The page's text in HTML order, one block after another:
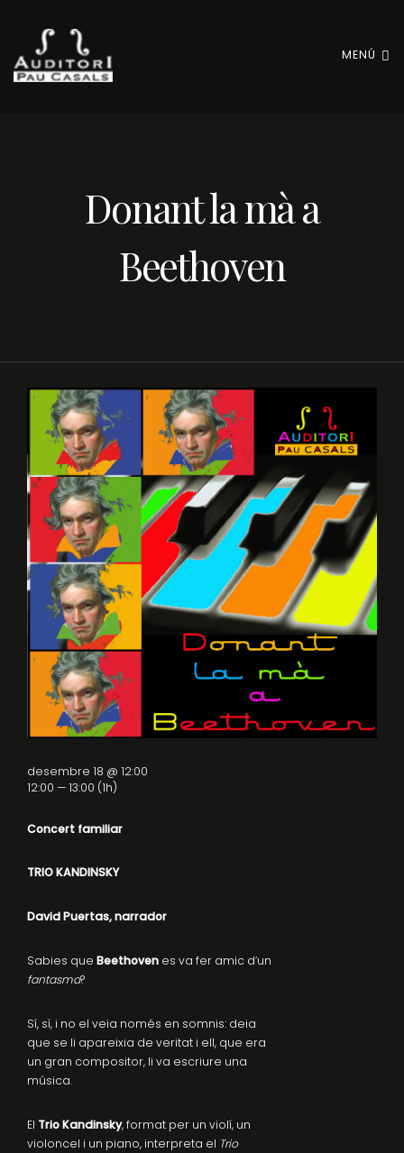
MENÚ
Donant la mà a
Beethoven
Concert familiar
TRIO KANDINSKY
David Puertas, narrador
Sabies que Beethoven es va fer amic d’un
fantasma?
Sí, sí, i no el veia només en somnis: deia
que se li apareixia de veritat i ell, que era
un gran compositor, li va escriure una
música.
El Trio Kandinsky, format per un violí, un
violoncel i un piano, interpreta el Trio
desembre 18 @ 12:00
12:00 — 13:00 (1h)